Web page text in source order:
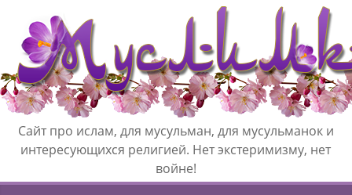
Сайт про ислам, для мусульман, для мусульманок и
интересующихся религией. Нет экстеримизму, нет
войне!